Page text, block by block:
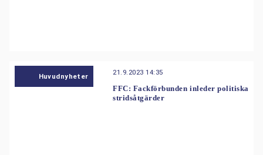
Huvudnyheter 21.9.2023 14:35
FFC: Fackförbunden inleder politiska
stridsåtgärder